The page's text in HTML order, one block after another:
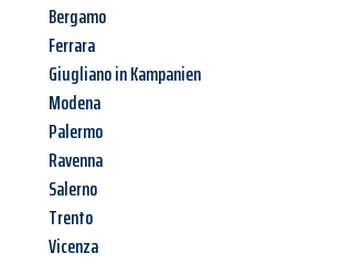
Bergamo
Ferrara
Giugliano in Kampanien
Modena
Palermo
Ravenna
Salerno
Trento
Vicenza